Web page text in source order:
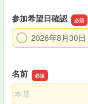
参加希望日確認
2026年8月30
名前
名前の姓